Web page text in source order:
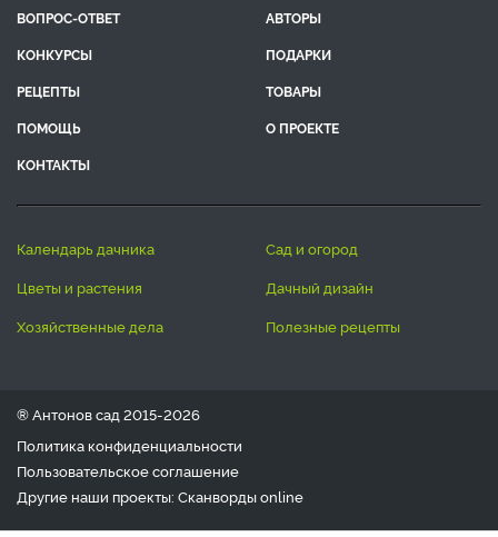
ВОПРОС-ОТВЕТ
АВТОРЫ
КОНКУРСЫ
ПОДАРКИ
РЕЦЕПТЫ
ТОВАРЫ
ПОМОЩЬ
О ПРОЕКТЕ
КОНТАКТЫ
календарь дачника
сад и огород
цветы и растения
дачный дизайн
хозяйственные дела
полезные рецепты
® Антонов сад 2015-2026
Политика конфиденциальности
Пользовательское соглашение
Другие наши проекты: Сканвордыonline